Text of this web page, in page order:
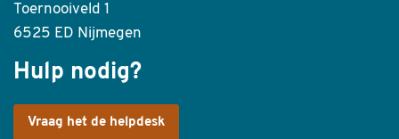
Toernooiveld 1
6525 ED Nijmegen
Hulp nodig?
Vraag het de helpdesk